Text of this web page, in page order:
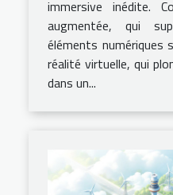
immersive inédite.
augmentée, qui
éléments numériques
réalité virtuelle, qui
dans un...